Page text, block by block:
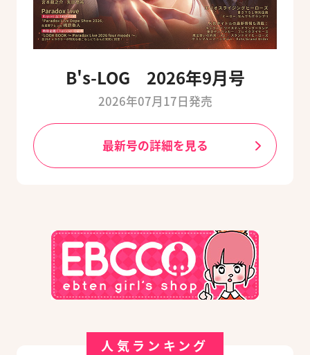
B's-LOG 2026年9月号
2026年07月17日発売
最新号の詳細を見る
人気ランキング